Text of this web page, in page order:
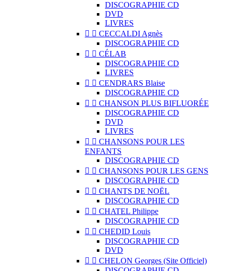
DISCOGRAPHIE CD
DVD
LIVRES
  CECCALDI Agnès
DISCOGRAPHIE CD
  CÉLAB
DISCOGRAPHIE CD
LIVRES
  CENDRARS Blaise
DISCOGRAPHIE CD
  CHANSON PLUS BIFLUORÉE
DISCOGRAPHIE CD
DVD
LIVRES
  CHANSONS POUR LES
ENFANTS
DISCOGRAPHIE CD
  CHANSONS POUR LES GENS
DISCOGRAPHIE CD
  CHANTS DE NOËL
DISCOGRAPHIE CD
  CHATEL Philippe
DISCOGRAPHIE CD
  CHEDID Louis
DISCOGRAPHIE CD
DVD
  CHELON Georges (Site Officiel)